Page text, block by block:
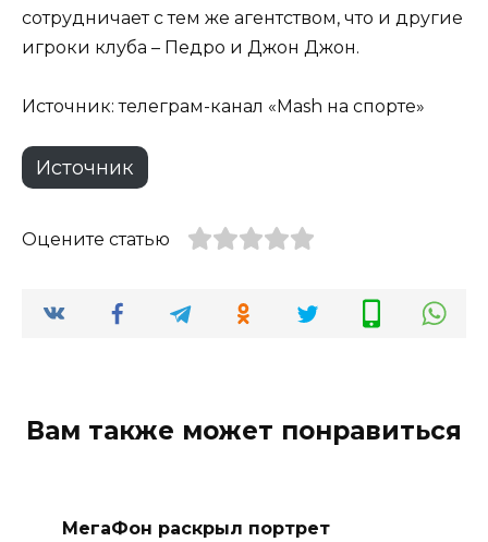
сотрудничает с тем же агентством, что и другие
игроки клуба – Педро и Джон Джон.
Источник: телеграм-канал «Mash на спорте»
Источник
Оцените статью
Вам также может понравиться
МегаФон раскрыл портрет